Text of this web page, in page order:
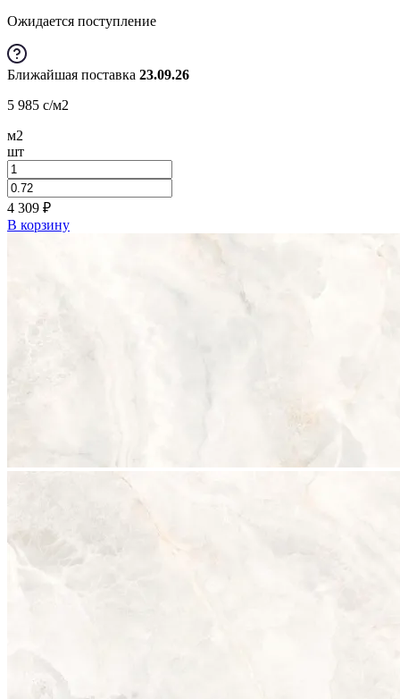
Ожидается поступление
Ближайшая поставка 23.09.26
5 985 c/м2
м2
шт
4 309 ₽
В корзину